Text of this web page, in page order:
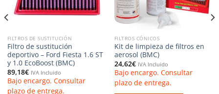
FILTROS DE SUSTITUCIÓN
Filtro de sustitución
deportivo – Ford Fiesta 1.6 ST
y 1.0 EcoBoost (BMC)
89,18€ IVA Incluido
Bajo encargo. Consultar
plazo de entrega.
FILTROS CÓNICOS
Kit de limpieza de filtros en
aerosol (BMC)
24,62€ IVA Incluido
Bajo encargo. Consultar
plazo de entrega.